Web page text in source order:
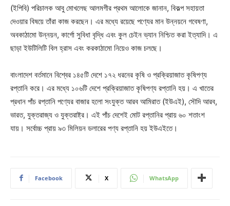
(ইপিবি) পরিচালক আবু মোখলেছ আলমগীর প্রথম আলোকে জানান, বিকল্প সহায়তা
দেওয়ার বিষয়ে তাঁরা কাজ করছেন। এর মধ্যে রয়েছে পণ্যের মান উন্নয়নে গবেষণা,
অবকাঠামো উন্নয়ন, কার্গো সুবিধা বৃদ্ধি এবং কুল চেইন ভ্যান নিশ্চিত করা ইত্যাদি। এ
ছাড়া ইউটিলিটি বিল হ্রাস এবং করকাঠামো নিয়েও কাজ চলছে।
বাংলাদেশ বর্তমানে বিশ্বের ১৪৫টি দেশে ১৭২ ধরনের কৃষি ও প্রক্রিয়াজাত কৃষিপণ্য
রপ্তানি করে। এর মধ্যে ১০৬টি দেশে প্রক্রিয়াজাত কৃষিপণ্য রপ্তানি হয়। এ খাতের
প্রধান পাঁচ রপ্তানি পণ্যের বাজার হলো সংযুক্ত আরব আমিরাত (ইউএই), সৌদি আরব,
ভারত, যুক্তরাজ্য ও যুক্তরাষ্ট্র। এই পাঁচ দেশেই মোট রপ্তানির প্রায় ৬০ শতাংশ
যায়। সর্বোচ্চ প্রায় ৯৩ মিলিয়ন ডলারের পণ্য রপ্তানি হয় ইউএইতে।
Facebook X WhatsApp